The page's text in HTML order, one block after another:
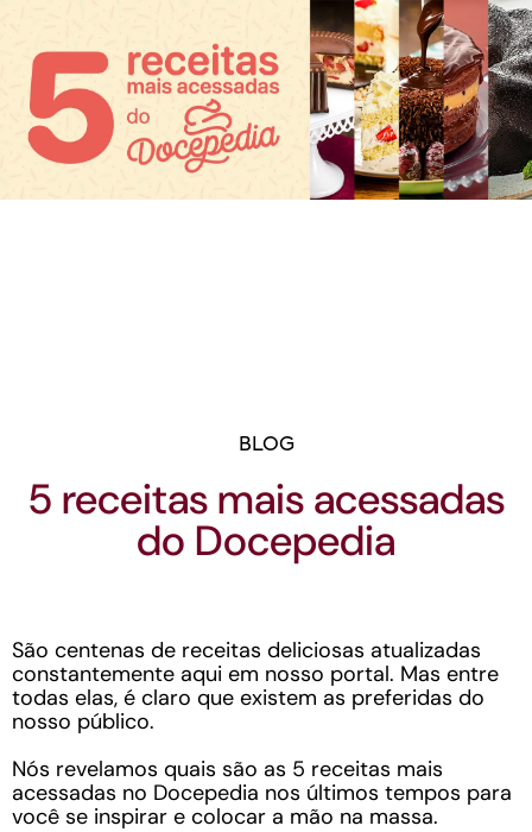
BLOG
5 receitas mais acessadas
do Docepedia
São centenas de receitas deliciosas atualizadas
constantemente aqui em nosso portal. Mas entre
todas elas, é claro que existem as preferidas do
nosso público.
Nós revelamos quais são as 5 receitas mais
acessadas no Docepedia nos últimos tempos para
você se inspirar e colocar a mão na massa.